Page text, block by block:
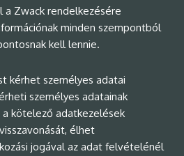
a Zwack rendelkezésére
minden szempontból
kell lennie.
kérhet személyes adatai
személyes adatainak
kötelező adatkezelések
élhet
jogával az adat felvételénél